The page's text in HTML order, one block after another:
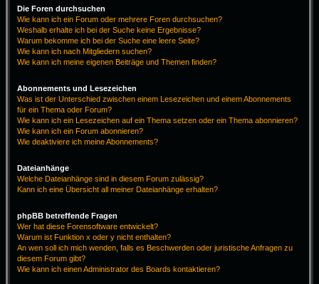
Die Foren durchsuchen
Wie kann ich ein Forum oder mehrere Foren durchsuchen?
Weshalb erhalte ich bei der Suche keine Ergebnisse?
Warum bekomme ich bei der Suche eine leere Seite?
Wie kann ich nach Mitgliedern suchen?
Wie kann ich meine eigenen Beiträge und Themen finden?
Abonnements und Lesezeichen
Was ist der Unterschied zwischen einem Lesezeichen und einem Abonnements
für ein Thema oder Forum?
Wie kann ich ein Lesezeichen auf ein Thema setzen oder ein Thema abonnieren?
Wie kann ich ein Forum abonnieren?
Wie deaktiviere ich meine Abonnements?
Dateianhänge
Welche Dateianhänge sind in diesem Forum zulässig?
Kann ich eine Übersicht all meiner Dateianhänge erhalten?
phpBB betreffende Fragen
Wer hat diese Forensoftware entwickelt?
Warum ist Funktion x oder y nicht enthalten?
An wen soll ich mich wenden, falls es Beschwerden oder juristische Anfragen zu
diesem Forum gibt?
Wie kann ich einen Administrator des Boards kontaktieren?